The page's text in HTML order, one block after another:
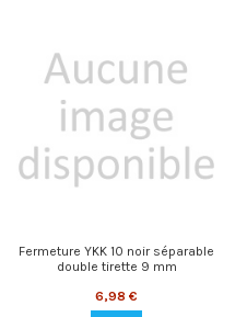
Fermeture YKK 10 noir séparable
double tirette 9 mm
6,98 €